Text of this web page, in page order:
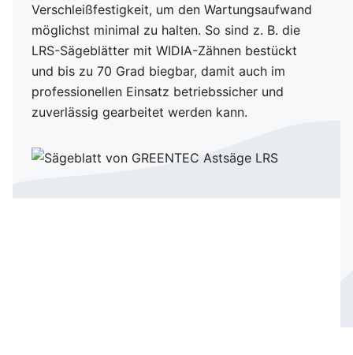
Anbaumöglichkeiten
Verschleißfestigkeit, um den Wartungsaufwand
möglichst minimal zu halten. So sind z. B. die
LRS-Sägeblätter mit WIDIA-Zähnen bestückt
und bis zu 70 Grad biegbar, damit auch im
professionellen Einsatz betriebssicher und
zuverlässig gearbeitet werden kann.